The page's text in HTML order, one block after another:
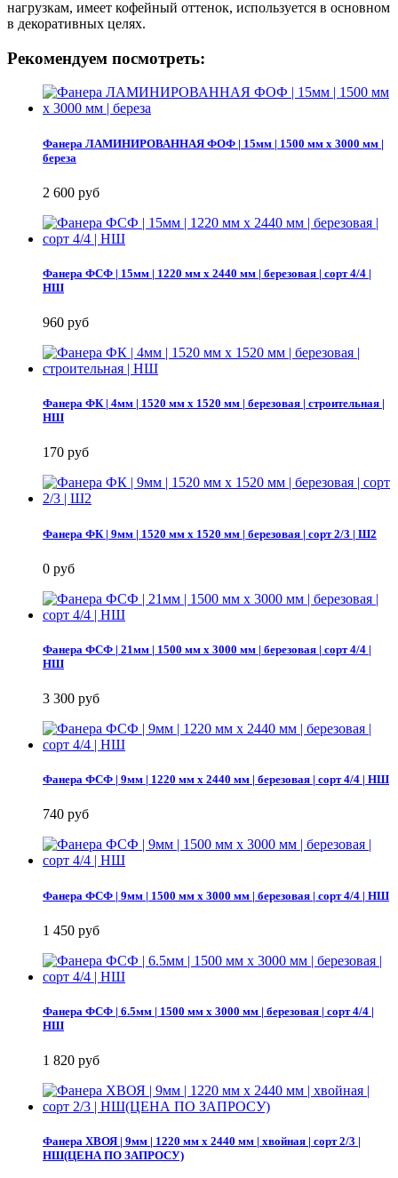
нагрузкам, имеет кофейный оттенок, используется в основном
в декоративных целях.
Рекомендуем посмотреть:
Фанера ЛАМИНИРОВАННАЯ ФОФ | 15мм | 1500 мм х 3000 мм |
береза
2 600 руб
Фанера ФСФ | 15мм | 1220 мм х 2440 мм | березовая | сорт 4/4 |
НШ
960 руб
Фанера ФК | 4мм | 1520 мм х 1520 мм | березовая | строительная |
НШ
170 руб
Фанера ФК | 9мм | 1520 мм х 1520 мм | березовая | сорт 2/3 | Ш2
0 руб
Фанера ФСФ | 21мм | 1500 мм х 3000 мм | березовая | сорт 4/4 |
НШ
3 300 руб
Фанера ФСФ | 9мм | 1220 мм х 2440 мм | березовая | сорт 4/4 | НШ
740 руб
Фанера ФСФ | 9мм | 1500 мм х 3000 мм | березовая | сорт 4/4 | НШ
1 450 руб
Фанера ФСФ | 6.5мм | 1500 мм х 3000 мм | березовая | сорт 4/4 |
НШ
1 820 руб
Фанера ХВОЯ | 9мм | 1220 мм х 2440 мм | хвойная | сорт 2/3 |
НШ(ЦЕНА ПО ЗАПРОСУ)